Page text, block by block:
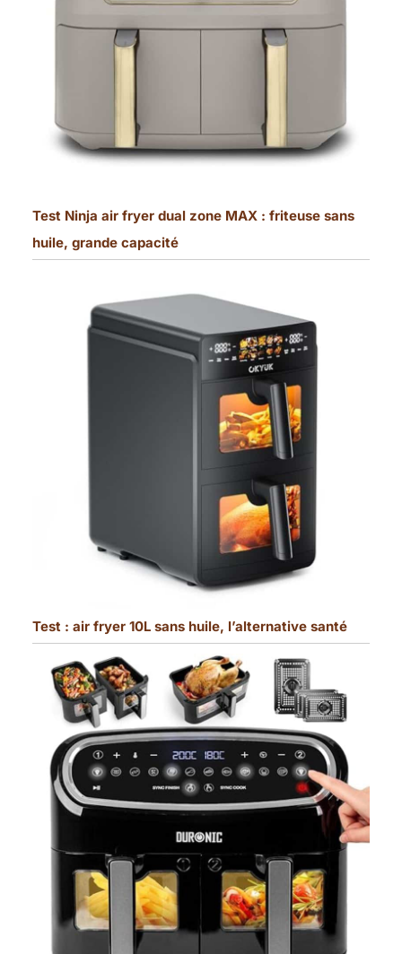
Test Ninja air fryer dual zone MAX : friteuse sans
huile, grande capacité
Test : air fryer 10L sans huile, l’alternative santé